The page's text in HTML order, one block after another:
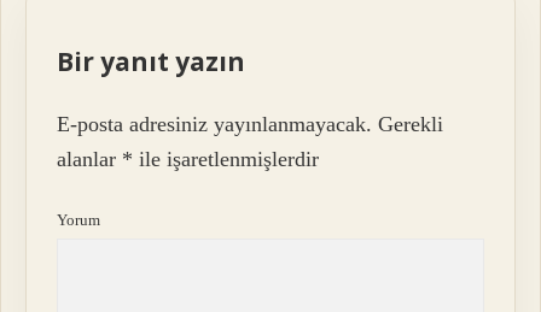
Bir yanıt yazın
E-posta adresiniz yayınlanmayacak. Gerekli
alanlar * ile işaretlenmişlerdir
Yorum